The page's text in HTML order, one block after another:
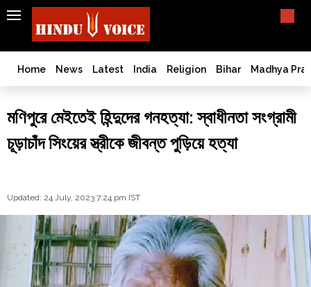
SEARCH
India
Bangladesh
West
World
History
Wapsi
Politics
Home News Latest India Religion Bihar Madhya
মণিপুরে মেইতেই হিন্দুদের গনহত্যা: স্বাধীনতা সংগ্রামী
চূড়াচাঁদ সিংয়ের স্ত্রীকে জীবন্ত পুড়িয়ে হত্যা
Updated: 24 July, 2023 7:24 pm IST